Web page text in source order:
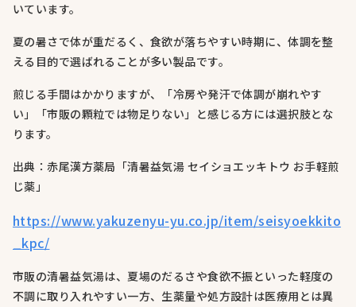
いています。
夏の暑さで体が重だるく、食欲が落ちやすい時期に、体調を整
える目的で選ばれることが多い製品です。
煎じる手間はかかりますが、「冷房や発汗で体調が崩れやす
い」「市販の顆粒では物足りない」と感じる方には選択肢とな
ります。
出典：赤尾漢方薬局「清暑益気湯 セイショエッキトウ お手軽煎
じ薬」
https://www.yakuzenyu-yu.co.jp/item/seisyoekkito
_kpc/
市販の清暑益気湯は、夏場のだるさや食欲不振といった軽度の
不調に取り入れやすい一方、生薬量や処方設計は医療用とは異